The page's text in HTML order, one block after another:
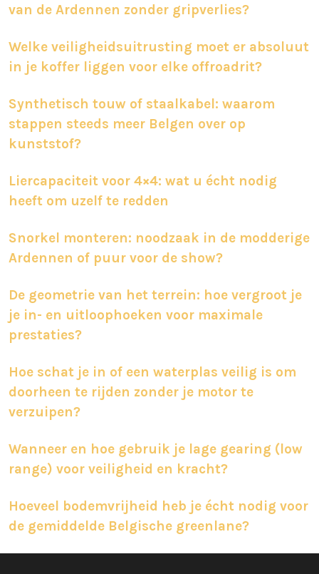
van de Ardennen zonder gripverlies?
Welke veiligheidsuitrusting moet er absoluut
in je koffer liggen voor elke offroadrit?
Synthetisch touw of staalkabel: waarom
stappen steeds meer Belgen over op
kunststof?
Liercapaciteit voor 4×4: wat u écht nodig
heeft om uzelf te redden
Snorkel monteren: noodzaak in de modderige
Ardennen of puur voor de show?
De geometrie van het terrein: hoe vergroot je
je in- en uitloophoeken voor maximale
prestaties?
Hoe schat je in of een waterplas veilig is om
doorheen te rijden zonder je motor te
verzuipen?
Wanneer en hoe gebruik je lage gearing (low
range) voor veiligheid en kracht?
Hoeveel bodemvrijheid heb je écht nodig voor
de gemiddelde Belgische greenlane?